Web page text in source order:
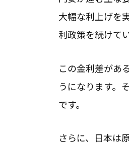
大幅な利上げを
利政策を続けて
この金利差があ
うになります。
です。
さらに、日本は